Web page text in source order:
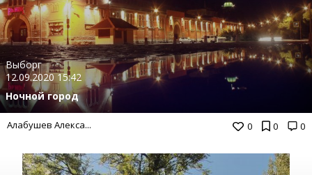
0 0 0
Выборг
12.09.2020 15:42
Ночной город
Алабушев Алекса...